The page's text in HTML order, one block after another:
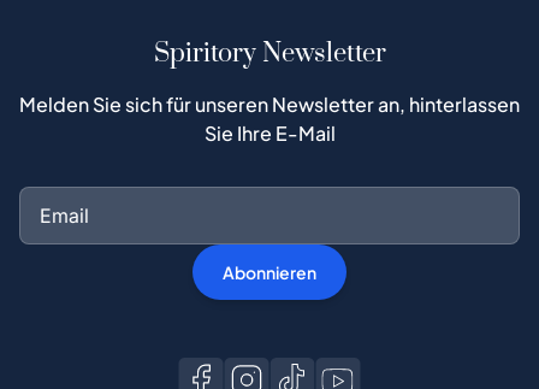
Spiritory Newsletter
Melden Sie sich für unseren Newsletter an, hinterlassen
Sie Ihre E-Mail
Abonnieren